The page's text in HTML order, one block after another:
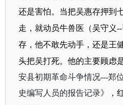
还是害怕。当把吴惠存押到
走，就动员牛兽医（吴守义--
存，他不敢先动手，还是王
头把吴打死。他的主要顾虑
安县初期革命斗争情况---郑
史编写人员的报告记录》
，